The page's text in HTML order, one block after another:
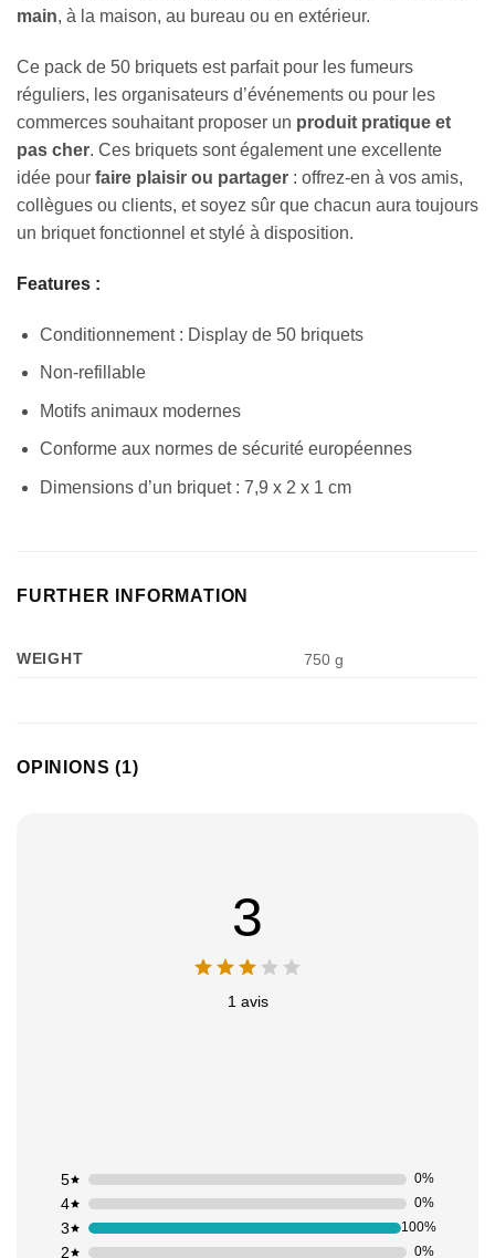
main, à la maison, au bureau ou en extérieur.
Ce pack de 50 briquets est parfait pour les fumeurs
réguliers, les organisateurs d’événements ou pour les
commerces souhaitant proposer un produit pratique et
pas cher. Ces briquets sont également une excellente
idée pour faire plaisir ou partager : offrez-en à vos amis,
collègues ou clients, et soyez sûr que chacun aura toujours
un briquet fonctionnel et stylé à disposition.
Features :
Conditionnement : Display de 50 briquets
Non-refillable
Motifs animaux modernes
Conforme aux normes de sécurité européennes
Dimensions d’un briquet : 7,9 x 2 x 1 cm
FURTHER INFORMATION
WEIGHT 750 g
OPINIONS (1)
3
1 avis
2 0%
3 100%
4 0%
5 0%